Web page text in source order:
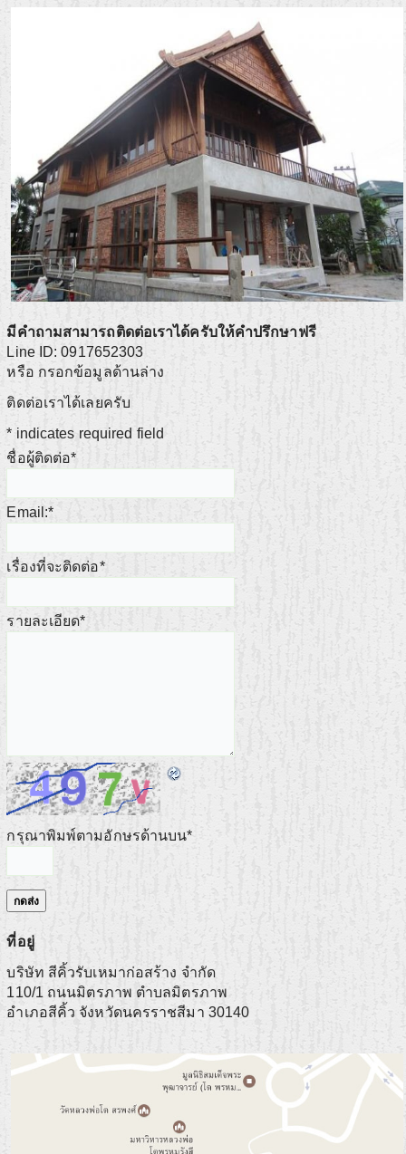
มีคำถามสามารถติดต่อเราได้ครับให้คำปรึกษาฟรี
Line ID: 0917652303
หรือ กรอกข้อมูลด้านล่าง
ติดต่อเราได้เลยครับ
* indicates required field
ชื่อผู้ติดต่อ*
Email:*
เรื่องที่จะติดต่อ*
รายละเอียด*
กรุณาพิมพ์ตามอักษรด้านบน*
ที่อยู่
บริษัท สีคิ้วรับเหมาก่อสร้าง จำกัด
110/1 ถนนมิตรภาพ ตำบลมิตรภาพ
อำเภอสีคิ้ว จังหวัดนครราชสีมา 30140